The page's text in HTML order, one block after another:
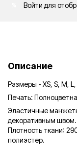
Войти для
Описание
Размеры - XS, S, M, L,
Печать:
Эластичные
декоративным швом.
Плотность ткани:
полиэстер.